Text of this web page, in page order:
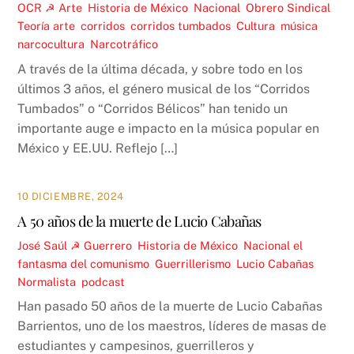
OCR ☭ Arte Historia de México Nacional ,Obrero Sindical
Teoría arte ,corridos ,corridos tumbados ,Cultura música
narcocultura Narcotráfico
A través de la última década, y sobre todo en los
últimos 3 años, el género musical de los “Corridos
Tumbados” o “Corridos Bélicos” han tenido un
importante auge e impacto en la música popular en
México y EE.UU. Reflejo […]
10 DICIEMBRE, 2024
A 50 años de la muerte de Lucio Cabañas
José Saúl ☭ Guerrero Historia de México Nacional el
fantasma del comunismo ,Guerrillerismo Lucio Cabañas
Normalista podcast
Han pasado 50 años de la muerte de Lucio Cabañas
Barrientos, uno de los maestros, líderes de masas de
estudiantes y campesinos, guerrilleros y